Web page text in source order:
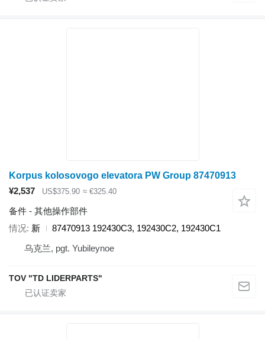
Korpus kolosovogo elevatora PW Group 87470913
¥2,537
US$375.90 ≈ €325.40
备件 - 其他操作部件
情况 新
87470913 192430C3, 192430C2, 192430C1
乌克兰, pgt. Yubileynoe
TOV "TD LIDERPARTS"